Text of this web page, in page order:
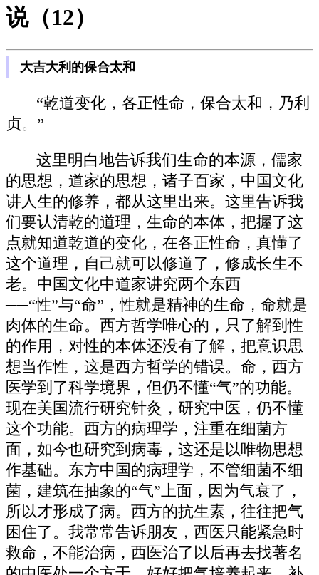
说（12）
大吉大利的保合太和
“乾道变化，各正性命，保合太和，乃利
贞。”
这里明白地告诉我们生命的本源，儒家
的思想，道家的思想，诸子百家，中国文化
讲人生的修养，都从这里出来。这里告诉我
们要认清乾的道理，生命的本体，把握了这
点就知道乾道的变化，在各正性命，真懂了
这个道理，自己就可以修道了，修成长生不
老。中国文化中道家讲究两个东西
──“性”与“命”，性就是精神的生命，命就是
肉体的生命。西方哲学唯心的，只了解到性
的作用，对性的本体还没有了解，把意识思
想当作性，这是西方哲学的错误。命，西方
医学到了科学境界，但仍不懂“气”的功能。
现在美国流行研究针灸，研究中医，仍不懂
这个功能。西方的病理学，注重在细菌方
面，如今也研究到病毒，这还是以唯物思想
作基础。东方中国的病理学，不管细菌不细
菌，建筑在抽象的“气”上面，因为气衰了，
所以才形成了病。西方的抗生素，往往把气
困住了。我常常告诉朋友，西医只能紧急时
救命，不能治病，西医治了以后再去找著名